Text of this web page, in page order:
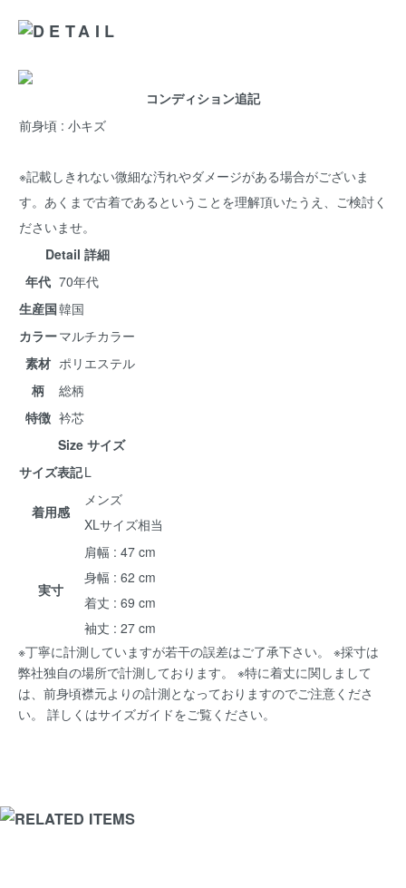
コンディション追記
前身頃 : 小キズ
※記載しきれない微細な汚れやダメージがある場合がございま
す。あくまで古着であるということを理解頂いたうえ、ご検討く
ださいませ。
Detail 詳細
年代 70年代
生産国韓国
カラーマルチカラー
素材 ポリエステル
柄
総柄
特徴 衿芯
Size サイズ
サイズ表記L
着用感
メンズ
XLサイズ相当
実寸
肩幅 : 47 cm
身幅 : 62 cm
着丈 : 69 cm
袖丈 : 27 cm
※丁寧に計測していますが若干の誤差はご了承下さい。 ※採寸は
弊社独自の場所で計測しております。 ※特に着丈に関しまして
は、前身頃襟元よりの計測となっておりますのでご注意くださ
い。 詳しくはサイズガイドをご覧ください。